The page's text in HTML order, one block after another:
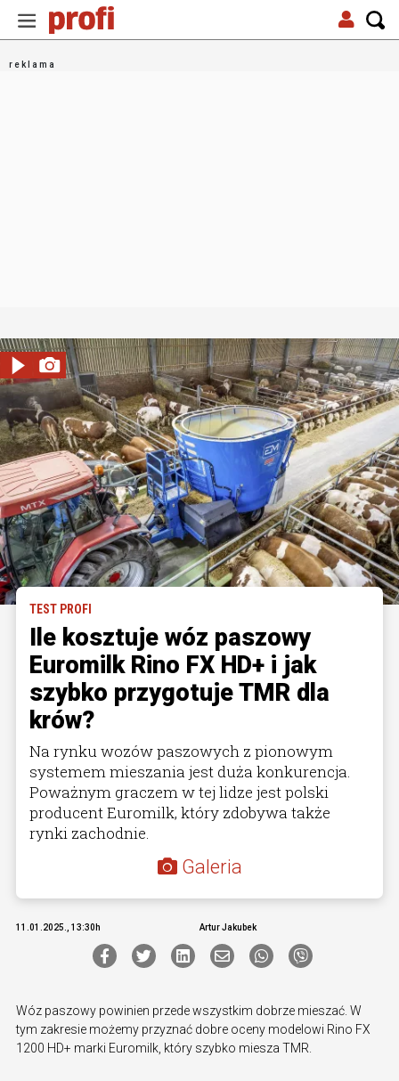
TEST PROFI
Ile kosztuje wóz paszowy
Euromilk Rino FX HD+ i jak
szybko przygotuje TMR dla
krów?
Na rynku wozów paszowych z pionowym
systemem mieszania jest duża konkurencja.
Poważnym graczem w tej lidze jest polski
producent Euromilk, który zdobywa także
rynki zachodnie.
Galeria
11.01.2025., 13:30h Artur Jakubek
Wóz paszowy powinien przede wszystkim dobrze mieszać. W
tym zakresie możemy przyznać dobre oceny modelowi Rino FX
1200 HD+ marki Euromilk, który szybko miesza TMR.